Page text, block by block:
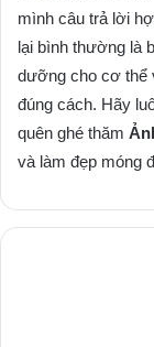
mình câu trả lời
lại bình thường là
dưỡng cho cơ thể
đúng cách. Hãy
quên ghé thăm
và làm đẹp móng